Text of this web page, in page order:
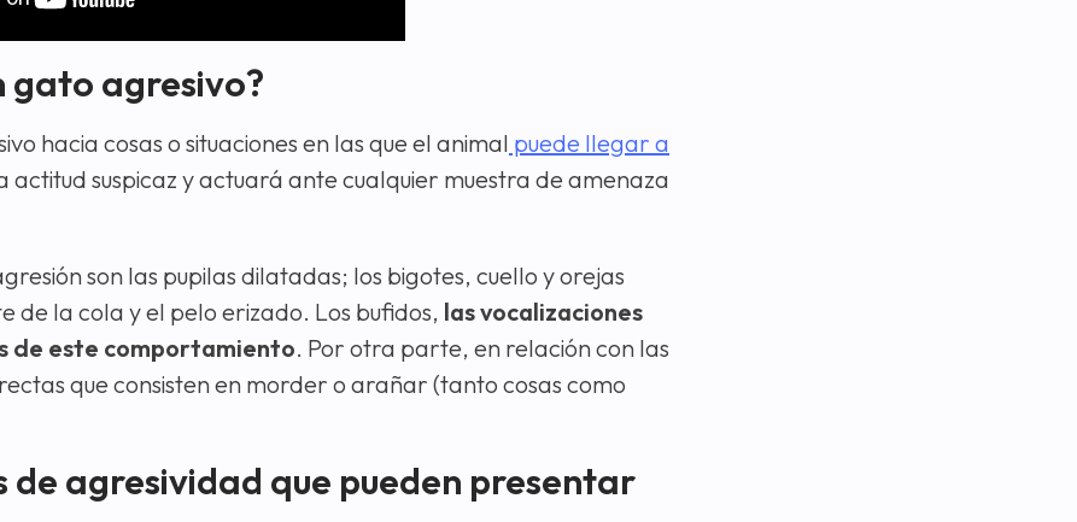
gato agresivo?
hacia cosas o situaciones en las que el animal puede llegar a
actitud suspicaz y actuará ante cualquier muestra de amenaza
son las pupilas dilatadas; los bigotes, cuello y orejas
de la cola y el pelo erizado. Los bufidos, las vocalizaciones
de este comportamiento. Por otra parte, en relación con las
que consisten en morder o arañar (tanto cosas como
de agresividad que pueden presentar